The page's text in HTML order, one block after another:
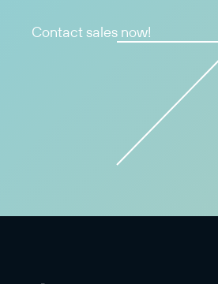
Contact sales now!